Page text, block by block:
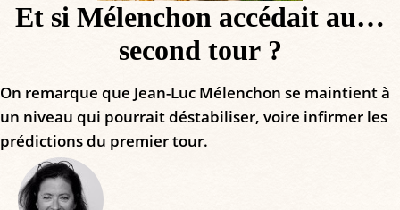
Et si Mélenchon accédait au…
second tour ?
On remarque que Jean-Luc Mélenchon se maintient à
un niveau qui pourrait déstabiliser, voire infirmer les
prédictions du premier tour.